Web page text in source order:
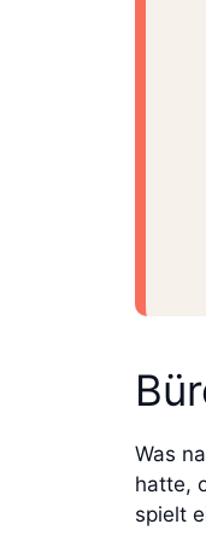
Was
hatte,
spielt